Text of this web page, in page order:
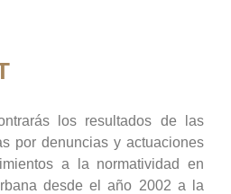
los resultados de las
por denuncias y actuaciones
a la normatividad en
desde el año 2002 a la